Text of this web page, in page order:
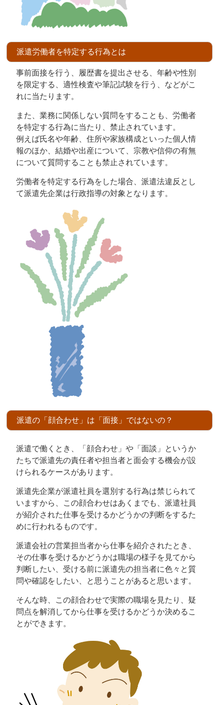
派遣労働者を特定する行為とは
事前面接を行う、履歴書を提出させる、年齢や性別
を限定する、適性検査や筆記試験を行う、などがこ
れに当たります。
また、業務に関係しない質問をすることも、労働者
を特定する行為に当たり、禁止されています。
例えば氏名や年齢、住所や家族構成といった個人情
報のほか、結婚や出産について、宗教や信仰の有無
について質問することも禁止されています。
労働者を特定する行為をした場合、派遣法違反とし
て派遣先企業は行政指導の対象となります。
派遣の「顔合わせ」は「面接」ではないの？
派遣で働くとき、「顔合わせ」や「面談」というか
たちで派遣先の責任者や担当者と面会する機会が設
けられるケースがあります。
派遣先企業が派遣社員を選別する行為は禁じられて
いますから、この顔合わせはあくまでも、派遣社員
が紹介された仕事を受けるかどうかの判断をするた
めに行われるものです。
派遣会社の営業担当者から仕事を紹介されたとき、
その仕事を受けるかどうかは職場の様子を見てから
判断したい、受ける前に派遣先の担当者に色々と質
問や確認をしたい、と思うことがあると思います。
そんな時、この顔合わせで実際の職場を見たり、疑
問点を解消してから仕事を受けるかどうか決めるこ
とができます。